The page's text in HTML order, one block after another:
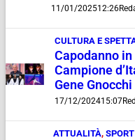
11/01/202512:26
CULTURA E
Capodanno
Campione
Gene
17/12/202415:07
ATTUALITÀ, SPORT